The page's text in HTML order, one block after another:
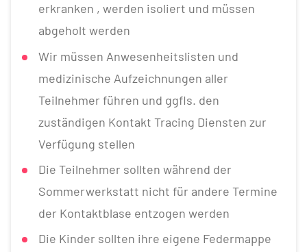
erkranken , werden isoliert und müssen
abgeholt werden
Wir müssen Anwesenheitslisten und
medizinische Aufzeichnungen aller
Teilnehmer führen und ggfls. den
zuständigen Kontakt Tracing Diensten zur
Verfügung stellen
Die Teilnehmer sollten während der
Sommerwerkstatt nicht für andere Termine
der Kontaktblase entzogen werden
Die Kinder sollten ihre eigene Federmappe